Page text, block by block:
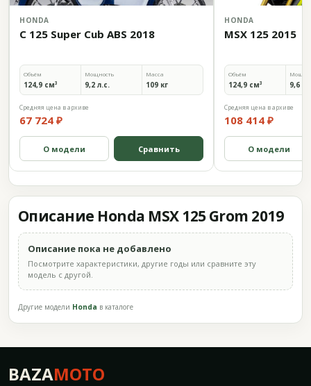
HONDA
C 125 Super Cub ABS 2018
Объём
124,9 см³
Мощность
9,2 л.с.
Масса
109 кг
Средняя цена в архиве
67 724 ₽
О модели Сравнить
HONDA
MSX 125 2015
Объём
124,9 см³ 9,6
Средняя цена в архиве
108 414 ₽
О модели
Описание Honda MSX 125 Grom 2019
Описание пока не добавлено
Посмотрите характеристики, другие годы или сравните эту
модель с другой.
Другие модели Honda в каталоге
BAZAMOTO